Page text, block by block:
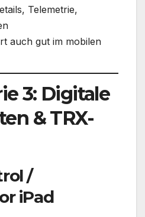
Telemetrie,
auch gut im mobilen
3: Digitale
& TRX-
/
iPad